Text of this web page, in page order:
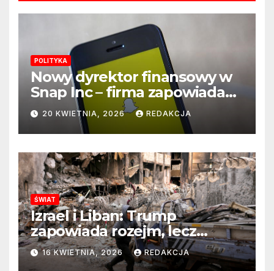
POLITYKA
Nowy dyrektor finansowy w
Snap Inc – firma zapowiada
zmianę na kluczowym
stanowisku
20 KWIETNIA, 2026 REDAKCJA
ŚWIAT
Izrael i Liban: Trump
zapowiada rozejm, lecz
perspektywa zakończenia
wojny wciąż odległa
16 KWIETNIA, 2026 REDAKCJA